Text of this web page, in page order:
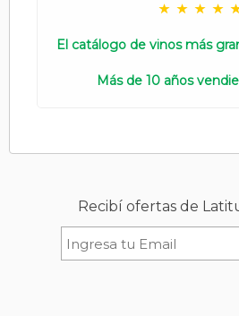
El catálogo de vinos más
Más de 10 años
Recibí ofertas de